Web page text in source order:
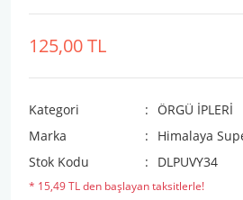
125,00 TL
Kategori
ÖRGÜ İPLERİ
Marka
Himalaya
Stok Kodu
DLPUVY34
* 15,49 TL den başlayan taksitlerle!